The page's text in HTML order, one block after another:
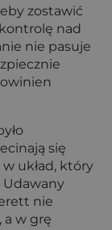
zostawić
nad
nie pasuje
się
układ, który
Udawany
nie
a w grę